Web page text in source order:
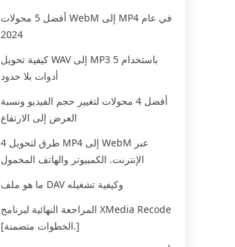
أفضل 5 محولات WebM إلى MP4 في عام
2024
كيفية تحويل WAV إلى MP3 باستخدام 5
أدوات بلا حدود
أفضل 4 محولات لتغيير حجم الفيديو ونسبة
العرض إلى الارتفاع
4 طرق لتحويل MP4 إلى WebM عبر
الإنترنت. الكمبيوتر والهاتف المحمول
ما هو ملف DAV وكيفية تشغيله
المراجعة النهائية لبرنامج XMedia Recode
[الخطوات متضمنة.]